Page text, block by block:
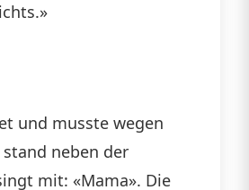
und musste wegen
neben der
mit: «Mama». Die